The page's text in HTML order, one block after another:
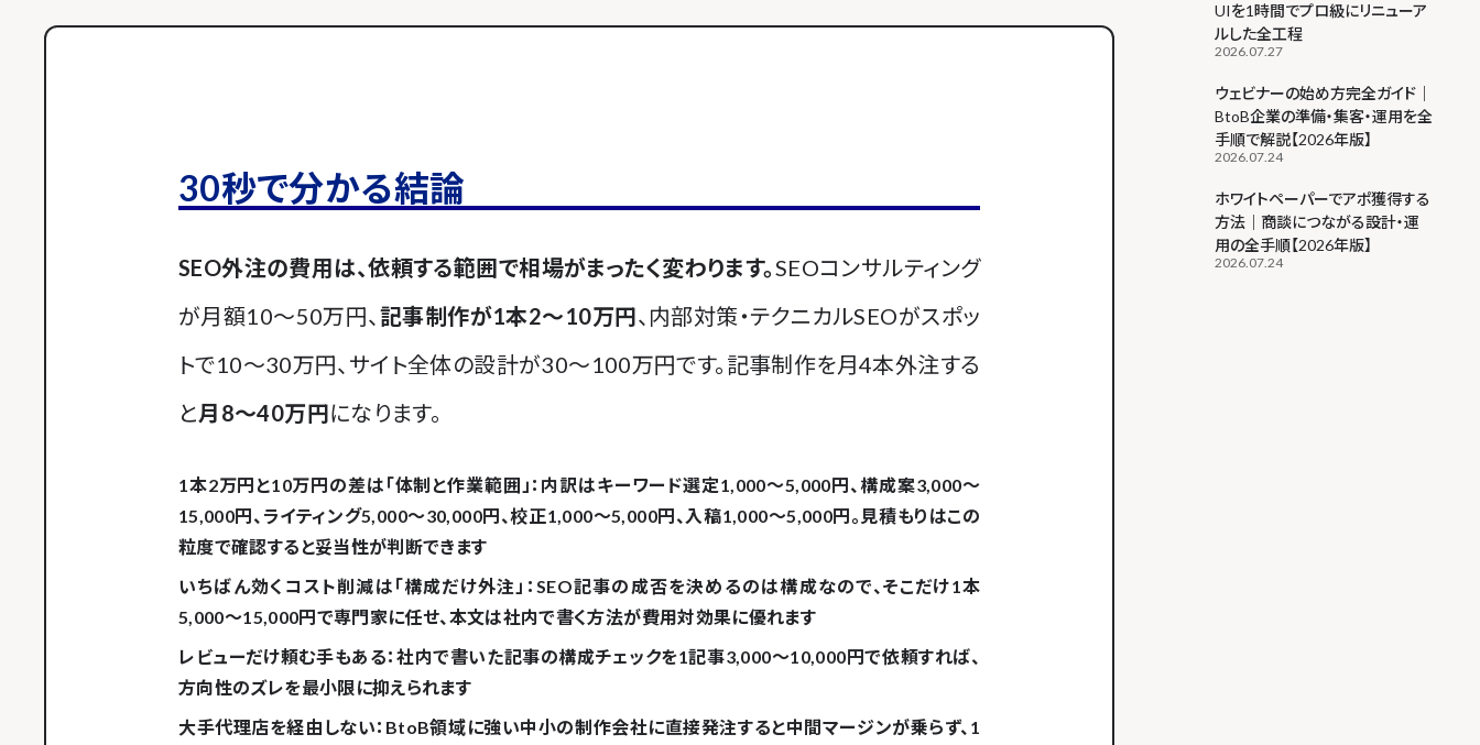
30秒で分かる結論
SEO外注の費用は、依頼する範囲で相場がまったく変わります。SEOコンサルティング
が月額10〜50万円、 記事制作が1本2〜10万円、内部対策・テクニカルSEOがスポッ
トで10〜30万円、サイト全体の設計が30〜100万円です。記事制作を月4本外注する
と月8〜40万円になります。
1本2万円と10万円の差は「体制と作業範囲」 ：内訳はキーワード選定1,000〜5,000円、構成案3,000〜
15,000円、ライティング5,000〜30,000円、校正1,000〜5,000円、入稿1,000〜5,000円。 見積もりはこの
粒度で確認すると妥当性が判断できます
いちばん効くコスト削減は「構成だけ外注」 ：SEO記事の成否を決めるのは構成なので、そこだけ1本
5,000〜15,000円 で専門家に任せ、本文は社内で書く方法が費用対効果に優れます
レビューだけ頼む手もある：社内で書いた記事の構成チェックを1記事3,000〜10,000円で依頼すれば、
方向性のズレを最小限に抑えられます
大手代理店を経由しない：BtoB領域に強い中小の制作会社に直接発注すると中間マージンが乗らず、 1
UIを1時間でプロ級にリニューア
ルした全工程
2026.07.27
ウェビナーの始め方完全ガイド｜
BtoB企業の準備・集客・運用を全
手順で解説【2026年版】
2026.07.24
ホワイトペーパーでアポ獲得する
方法｜商談につながる設計・運
用の全手順【2026年版】
2026.07.24